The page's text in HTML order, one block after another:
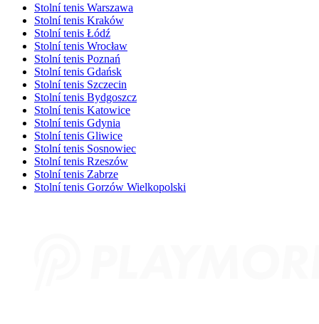
Stolní tenis Warszawa
Stolní tenis Kraków
Stolní tenis Łódź
Stolní tenis Wrocław
Stolní tenis Poznań
Stolní tenis Gdańsk
Stolní tenis Szczecin
Stolní tenis Bydgoszcz
Stolní tenis Katowice
Stolní tenis Gdynia
Stolní tenis Gliwice
Stolní tenis Sosnowiec
Stolní tenis Rzeszów
Stolní tenis Zabrze
Stolní tenis Gorzów Wielkopolski